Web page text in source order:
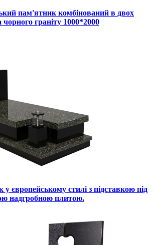
пам'ятник комбінований в двох
чорного граніту 1000*2000
стилі з підставкою під
надгробною плитою.